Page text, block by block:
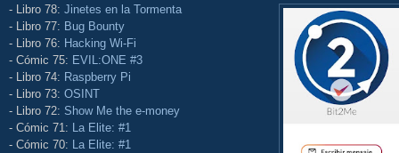
- Libro 78: Jinetes en la Tormenta
- Libro 77: Bug Bounty
- Libro 76: Hacking Wi-Fi
- Cómic 75: EVIL:ONE #3
- Libro 74: Raspberry Pi
- Libro 73: OSINT
- Libro 72: Show Me the e-money
- Cómic 71: La Elite: #1
- Cómic 70: La Elite: #1